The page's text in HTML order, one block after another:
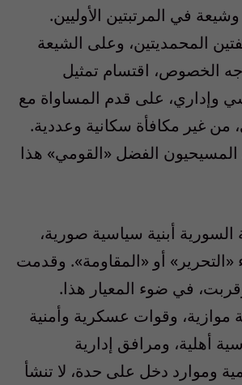
في المرتبتين الأوليين.
المحمديتين، وعلى الشيعة
الخصوص، اقتسام تمثيل
وإداري، على قدم المساواة مع
من غير مكافأة سكانية وعددية.
المسيحيون الفضل «القومي» هذا
أبنية سياسية صورية،
«التحرير» أو «المقاومة». وقدمت
في ضوء المعيار هذا.
موازية، وقوات عسكرية وأمنية
أهلية، ومرافق إدارية
وموارد دخل على حدة، لا تنشأ